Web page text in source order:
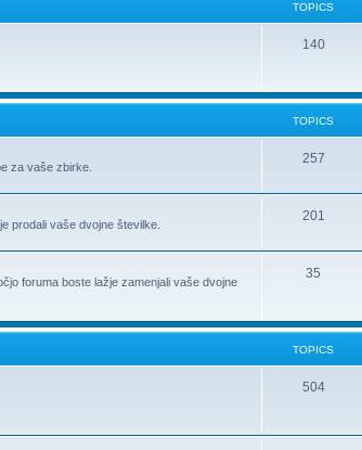
TOPICS
140
TOPICS
za vaše zbirke.
257
prodali vaše dvojne številke.
201
foruma boste lažje zamenjali vaše dvojne
35
TOPICS
504